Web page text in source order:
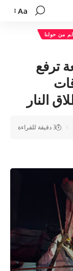
تغيير
Aa
من حولنا
ترفع
النار
3 دقيقة للقراءة